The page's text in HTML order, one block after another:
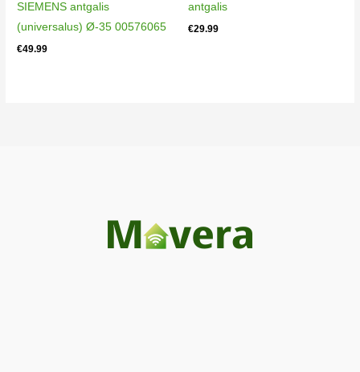
SIEMENS antgalis
(universalus) Ø-35 00576065
€49.99
antgalis
€29.99